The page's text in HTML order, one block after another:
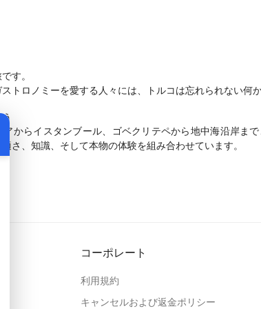
す。
トロノミーを愛する人々には、トルコは忘れられない何か
アからイスタンブール、ゴベクリテペから地中海沿岸ま
さ、知識、そして本物の体験を組み合わせています。
コーポレート
利用規約
キャンセルおよび返金ポリシー